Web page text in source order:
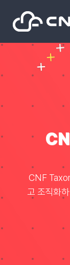
content
Resource
블로그
Taxonomies
CNF
고 조직화